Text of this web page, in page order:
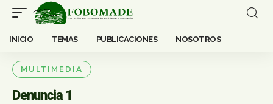
INICIO TEMAS PUBLICACIONES NOSOTROS
MULTIMEDIA
Denuncia 1